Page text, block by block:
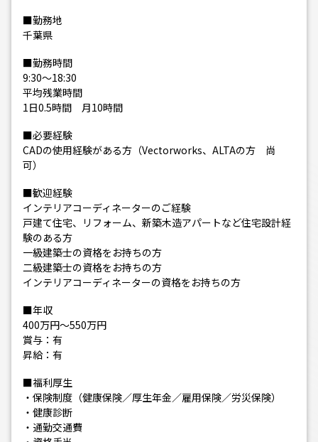
■勤務地
千葉県
■勤務時間
9:30～18:30
平均残業時間
1日0.5時間 月10時間
■必要経験
CADの使用経験がある方（Vectorworks、ALTAの方 尚
可）
■歓迎経験
インテリアコーディネーターのご経験
戸建て住宅、リフォーム、新築木造アパートなど住宅設計経
験のある方
一級建築士の資格をお持ちの方
二級建築士の資格をお持ちの方
インテリアコーディネーターの資格をお持ちの方
■年収
400万円～550万円
賞与：有
昇給：有
■福利厚生
・保険制度（健康保険／厚生年金／雇用保険／労災保険）
・健康診断
・通勤交通費